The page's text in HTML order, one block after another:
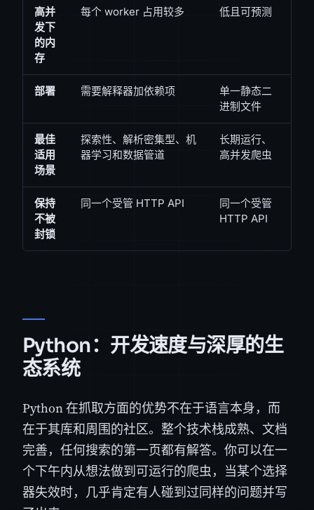
高并
发下
的内
存
每个 worker 占用较多 低且可预测
部署 需要解释器加依赖项
单一静态二
进制文件
最佳
适用
场景
探索性、解析密集型、机
器学习和数据管道
长期运行、
高并发爬虫
保持
不被
封锁
同一个受管 HTTP API
同一个受管
HTTP API
Python：开发速度与深厚的生
态系统
Python 在抓取方面的优势不在于语言本身，而
在于其库和周围的社区。整个技术栈成熟、文档
完善，任何搜索的第一页都有解答。你可以在一
个下午内从想法做到可运行的爬虫，当某个选择
器失效时，几乎肯定有人碰到过同样的问题并写